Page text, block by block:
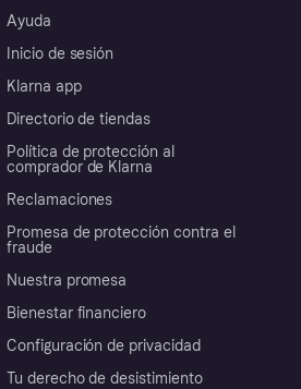
Ayuda
Inicio de sesión
Klarna app
Directorio de tiendas
Política de protección al
comprador de Klarna
Reclamaciones
Promesa de protección contra el
fraude
Nuestra promesa
Bienestar financiero
Configuración de privacidad
Tu derecho de desistimiento